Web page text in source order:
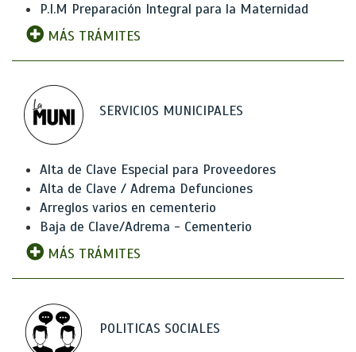
P.I.M Preparación Integral para la Maternidad
MÁS TRÁMITES
SERVICIOS MUNICIPALES
Alta de Clave Especial para Proveedores
Alta de Clave / Adrema Defunciones
Arreglos varios en cementerio
Baja de Clave/Adrema - Cementerio
MÁS TRÁMITES
POLITICAS SOCIALES